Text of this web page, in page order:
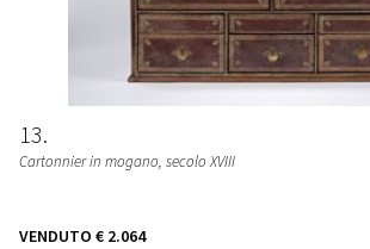
13
Cartonnier in mogano, secolo XVIII
VENDUTO € 2.064